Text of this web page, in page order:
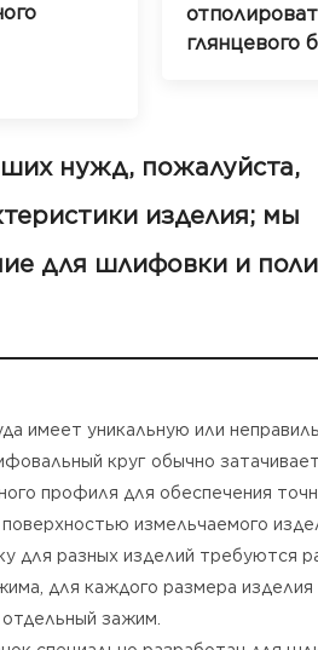
глянцевого
нужд, пожалуйста,
изделия; мы
для шлифовки и
имеет уникальную или
круг обычно
профиля для обеспечения
измельчаемого
для разных изделий требуются
для каждого размера изделия
зажим.